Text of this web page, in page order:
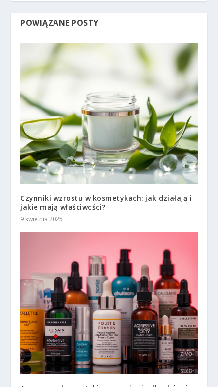
POWIĄZANE POSTY
Czynniki wzrostu w kosmetykach: jak działają i
jakie mają właściwości?
9 kwietnia 2025